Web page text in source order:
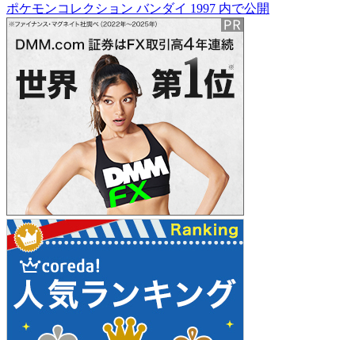
投
稿
ビ
ン
ポケモンコレクション バンダイ 1997 内で公開